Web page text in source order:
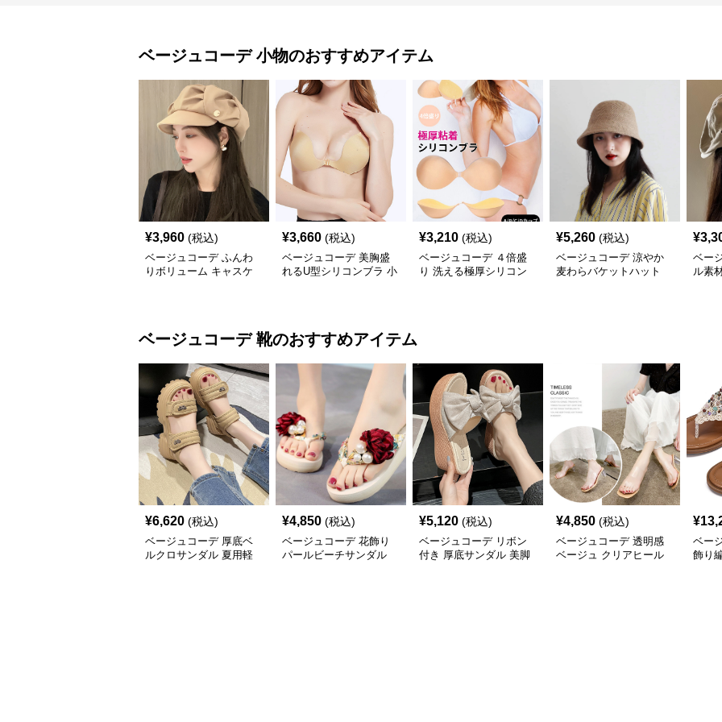
ベージュコーデ 小物のおすすめアイテム
¥3,960 (税込)
ベージュコーデ ふんわ
りボリューム キャスケ
¥3,660 (税込)
ベージュコーデ 美胸盛
れるU型シリコンブラ 小
¥3,210 (税込)
ベージュコーデ ４倍盛
り 洗える極厚シリコン
¥5,260 (税込)
ベージュコーデ 涼やか
麦わらバケットハット
¥
ベー
ル素
ベージュコーデ 靴のおすすめアイテム
¥6,620 (税込)
ベージュコーデ 厚底ベ
ルクロサンダル 夏用軽
¥4,850 (税込)
ベージュコーデ 花飾り
パールビーチサンダル
¥5,120 (税込)
ベージュコーデ リボン
付き 厚底サンダル 美脚
¥4,850 (税込)
ベージュコーデ 透明感
ベージュ クリアヒール
¥
ベー
飾り